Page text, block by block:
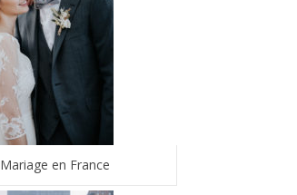
Mariage en France